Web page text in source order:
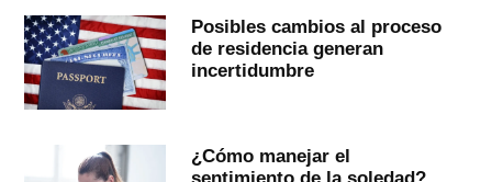
Posibles cambios al proceso
de residencia generan
incertidumbre
¿Cómo manejar el
sentimiento de la soledad?